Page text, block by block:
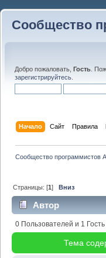
Сообщество
Добро пожаловать, Гость .
зарегистрируйтесь
Начало Сайт Правила
Сообщество программистов
Страницы: [1]Вниз
Автор
(Прочитано 24681
0 Пользователей и 1
Тема